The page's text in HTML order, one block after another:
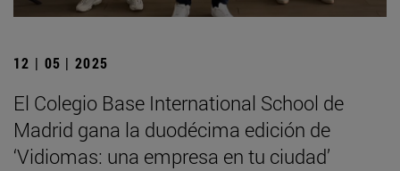
12 | 05 | 2025
El Colegio Base International School de
Madrid gana la duodécima edición de
‘Vidiomas: una empresa en tu ciudad’